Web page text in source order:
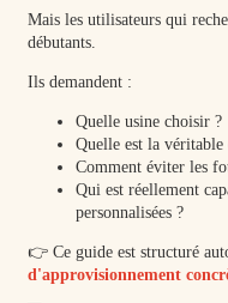
Mais les utilisateurs qui
débutants.
Ils demandent :
Quelle usine choisir ?
Quelle est la
Comment éviter les
Qui est réellement
personnalisées ?
👉 Ce guide est structuré
d'approvisionnement